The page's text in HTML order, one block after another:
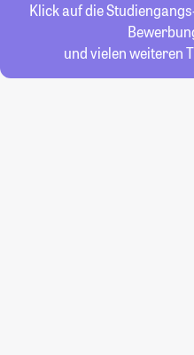
Klick auf die
und vielen weiteren